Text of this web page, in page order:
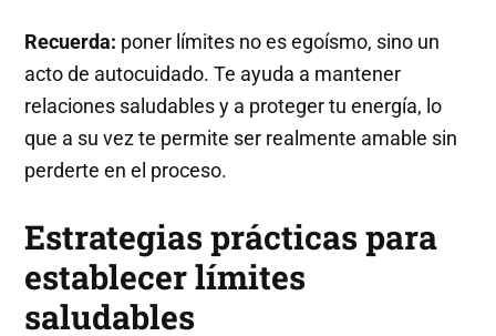
Recuerda: poner límites no es egoísmo, sino un
acto de autocuidado. Te ayuda a mantener
relaciones saludables y a proteger tu energía, lo
que a su vez te permite ser realmente amable sin
perderte en el proceso.
Estrategias prácticas para
establecer límites
saludables